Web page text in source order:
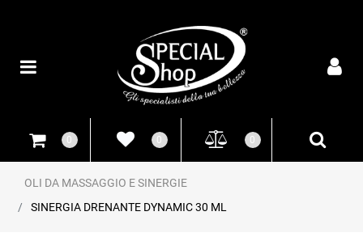
0 0 0
OLI DA MASSAGGIO E SINERGIE
SINERGIA DRENANTE DYNAMIC 30 ML